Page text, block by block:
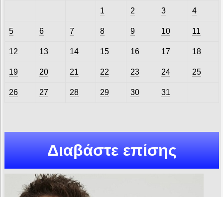
1 2 3 4
5 6 7 8 9 10 11
12 13 14 15 16 17 18
19 20 21 22 23 24 25
26 27 28 29 30 31
Διαβάστε επίσης